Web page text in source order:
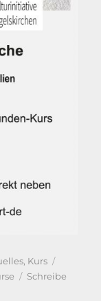
, Kurs
Schreibe